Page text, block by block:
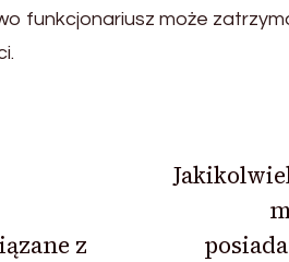
funkcjonariusz może
z